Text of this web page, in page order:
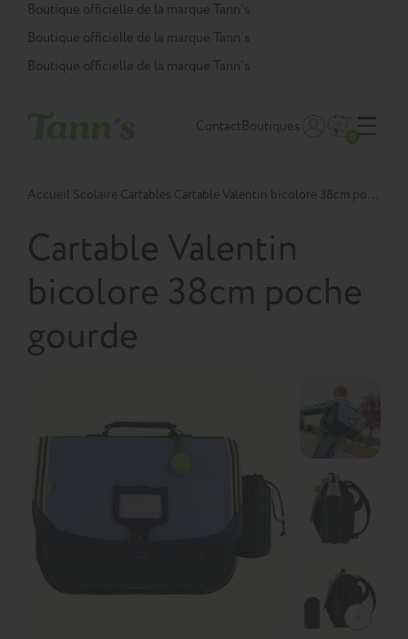
Panneau de gestion des cookies
Boutique officielle de la marque Tann’s
Boutique officielle de la marque Tann’s
Boutique officielle de la marque Tann’s
ContactBoutiques
Accueil Scolaire Cartables Cartable Valentin bicolore 38cm poche gourde
Cartable Valentin
bicolore 38cm poche
gourde